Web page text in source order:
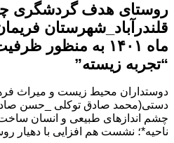
روستای هدف گردشگری
قلندرآباد_شهرستان
ماه ۱۴۰۱ به منظور
“تجربه زیسته”
دوستداران محیط زیست و میراث
دستی(محمد صادق توکلی _حسن
چشم اندازهای طبیعی و انسان
ناحیه*؛ نشست هم افزایی با دهیار